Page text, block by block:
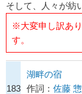
そして、人々が紡
※大変申し訳あ
す。
183
湖畔の宿
作詞： 佐藤